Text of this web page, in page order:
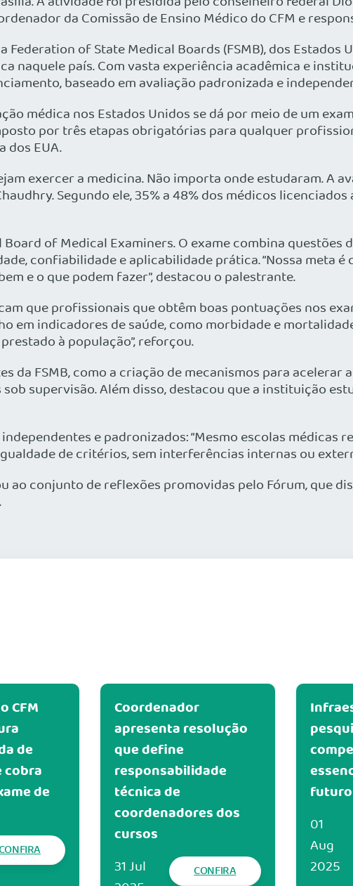
da Comissão de Ensino Médico do CFM e
of State Medical Boards (FSMB), dos Estados
país. Com vasta experiência acadêmica e
baseado em avaliação padronizada e
médica nos Estados Unidos se dá por meio de um
por três etapas obrigatórias para qualquer
dos EUA.
exercer a medicina. Não importa onde estudaram. A
Segundo ele, 35% a 48% dos médicos licenciados
of Medical Examiners. O exame combina questões
confiabilidade e aplicabilidade prática. “Nossa meta é
e o que podem fazer”, destacou o palestrante.
que profissionais que obtêm boas pontuações nos
indicadores de saúde, como morbidade e
à população”, reforçou.
FSMB, como a criação de mecanismos para acelerar
supervisão. Além disso, destacou que a instituição
e padronizados: “Mesmo escolas médicas
de critérios, sem interferências internas ou
conjunto de reflexões promovidas pelo Fórum, que
CFM
de
cobra
de
Coordenador
apresenta resolução
que define
responsabilidade
técnica de
coordenadores dos
cursos
31 Jul
CONFIRA
01
Aug
2025